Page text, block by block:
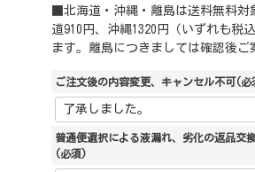
■北海道・沖縄・離島は送料無料対
道910円、沖縄1320円（いずれも税
ます。離島につきましては確認後ご
ご注文後の内容変更、キャンセル不可 (必
普通便選択による液漏れ、劣化の返品交
(必須)